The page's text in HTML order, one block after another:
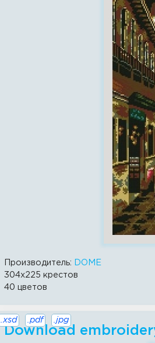
Производитель:
DOME
304x225 крестов
40 цветов
Download
.xsd .pdf .jpg